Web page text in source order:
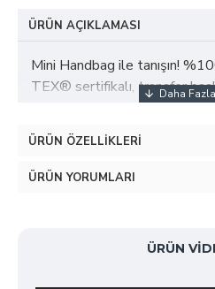
ÜRÜN AÇIKLAMASI
Mini Handbag ile tanışın!
TEX® sertifikalı, transfer
Morivo Tekstil’in deneyimli
ve dayanıklıdır. İster isim,
sevdiklerinize unutulmaz bir
güvenle ve şıklıkla karşılayın!
ÜRÜN ÖZELLIKLERI
ÜRÜN YORUMLARI
ÜRÜN